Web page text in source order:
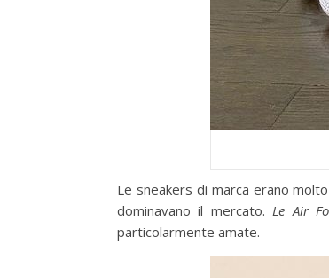
Le sneakers di marca erano
dominavano il mercato. Le Air
particolarmente amate.